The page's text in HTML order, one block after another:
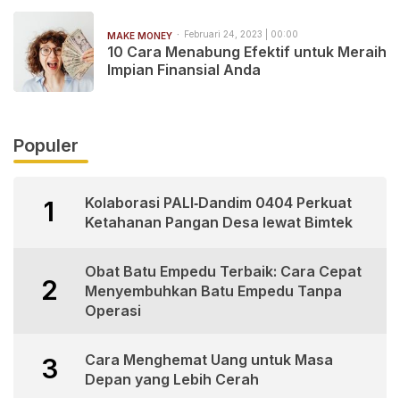
MAKE MONEY Februari 24, 2023 | 00:00
10 Cara Menabung Efektif untuk Meraih
Impian Finansial Anda
Populer
1
Kolaborasi PALI‑Dandim 0404 Perkuat
Ketahanan Pangan Desa lewat Bimtek
2
Obat Batu Empedu Terbaik: Cara Cepat
Menyembuhkan Batu Empedu Tanpa
Operasi
3
Cara Menghemat Uang untuk Masa
Depan yang Lebih Cerah